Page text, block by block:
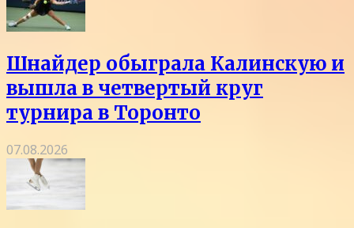
Шнайдер обыграла Калинскую и
вышла в четвертый круг
турнира в Торонто
07.08.2026